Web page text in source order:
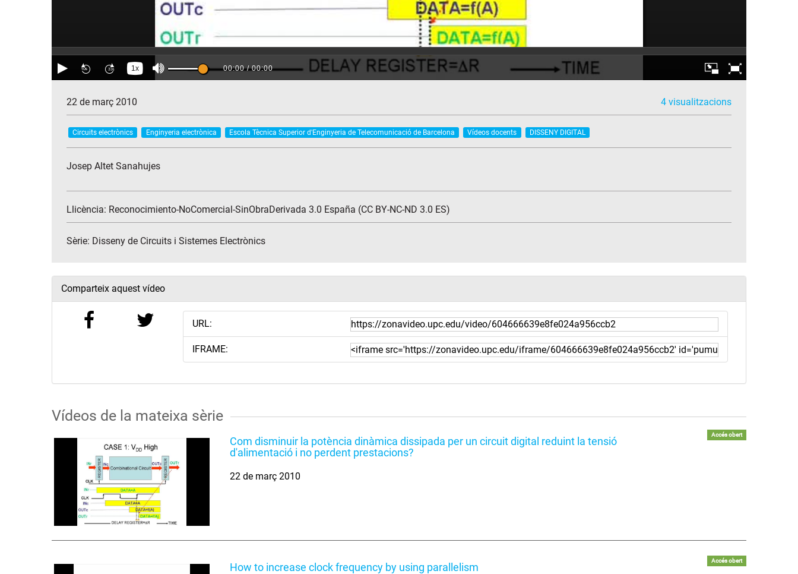
22 de març 2010 4 visualitzacions
Circuits electrònics Enginyeria electrònica Escola Tècnica Superior d'Enginyeria de Telecomunicació de Barcelona Vídeos docents DISSENY DIGITAL
Josep Altet Sanahujes
Llicència: Reconocimiento-NoComercial-SinObraDerivada 3.0 España (CC BY-NC-ND 3.0 ES)
Sèrie: Disseny de Circuits i Sistemes Electrònics
Comparteix aquest vídeo
URL:
IFRAME:
Vídeos de la mateixa sèrie
Com disminuir la potència dinàmica dissipada per un circuit digital reduint la tensió
d'alimentació i no perdent prestacions?
Accés obert
22 de març 2010
How to increase clock frequency by using parallelism
Accés obert